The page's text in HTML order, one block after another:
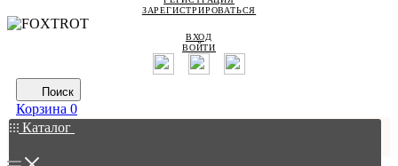
ЗАРЕГИСТРИРОВАТЬСЯ
ВХОД
ВОЙТИ
Поиск
Корзина 0
Каталог